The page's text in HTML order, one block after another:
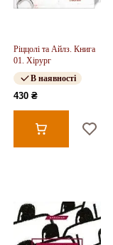
Ріццолі та Айлз. Книга
01. Хірург
В наявності
430 ₴